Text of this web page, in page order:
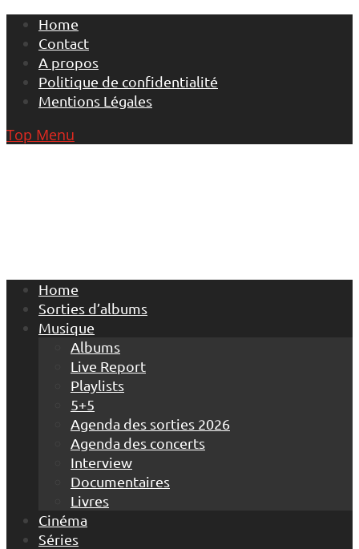
Skip
content
Home
Contact
A propos
Politique de confidentialité
Mentions Légales
Top Menu
Home
Sorties d’albums
Musique
Albums
Live Report
Playlists
5+5
Agenda des sorties 2026
Agenda des concerts
Interview
Documentaires
Livres
Cinéma
Séries